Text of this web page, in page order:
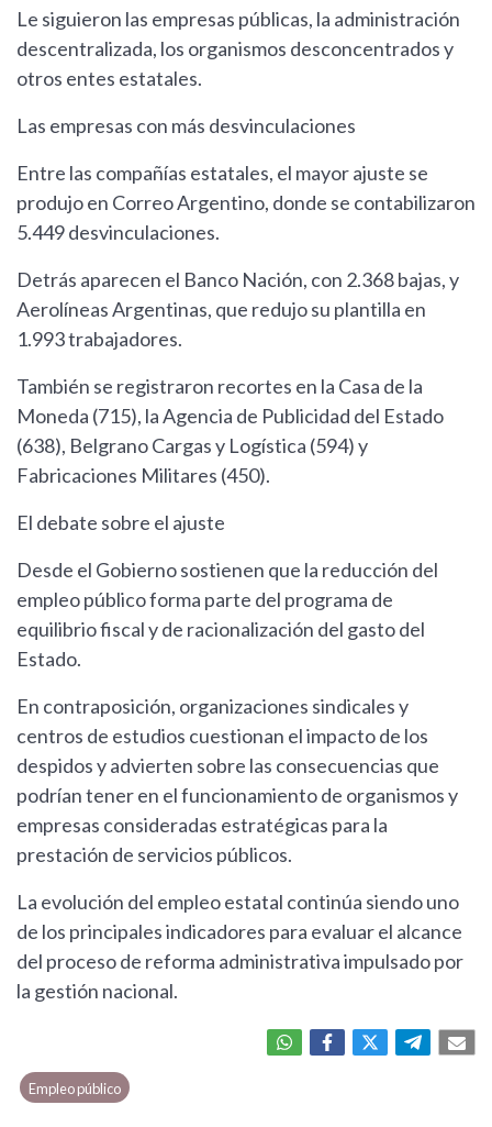
Le siguieron las empresas públicas, la administración
descentralizada, los organismos desconcentrados y
otros entes estatales.
Las empresas con más desvinculaciones
Entre las compañías estatales, el mayor ajuste se
produjo en Correo Argentino, donde se contabilizaron
5.449 desvinculaciones.
Detrás aparecen el Banco Nación, con 2.368 bajas, y
Aerolíneas Argentinas, que redujo su plantilla en
1.993 trabajadores.
También se registraron recortes en la Casa de la
Moneda (715), la Agencia de Publicidad del Estado
(638), Belgrano Cargas y Logística (594) y
Fabricaciones Militares (450).
El debate sobre el ajuste
Desde el Gobierno sostienen que la reducción del
empleo público forma parte del programa de
equilibrio fiscal y de racionalización del gasto del
Estado.
En contraposición, organizaciones sindicales y
centros de estudios cuestionan el impacto de los
despidos y advierten sobre las consecuencias que
podrían tener en el funcionamiento de organismos y
empresas consideradas estratégicas para la
prestación de servicios públicos.
La evolución del empleo estatal continúa siendo uno
de los principales indicadores para evaluar el alcance
del proceso de reforma administrativa impulsado por
la gestión nacional.
Empleo público